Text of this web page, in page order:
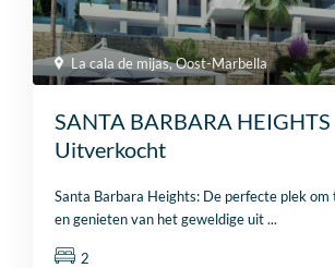
La cala de mijas,Oost-Marbella
SANTA BARBARA HEIGHTS
Uitverkocht
Santa Barbara Heights: De perfecte plek om
en genieten van het geweldige uit...
2